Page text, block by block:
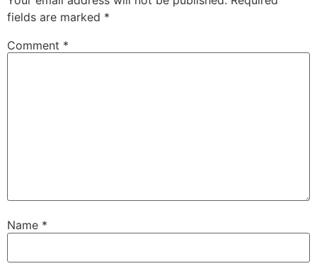
fields are marked *
Comment *
Name *